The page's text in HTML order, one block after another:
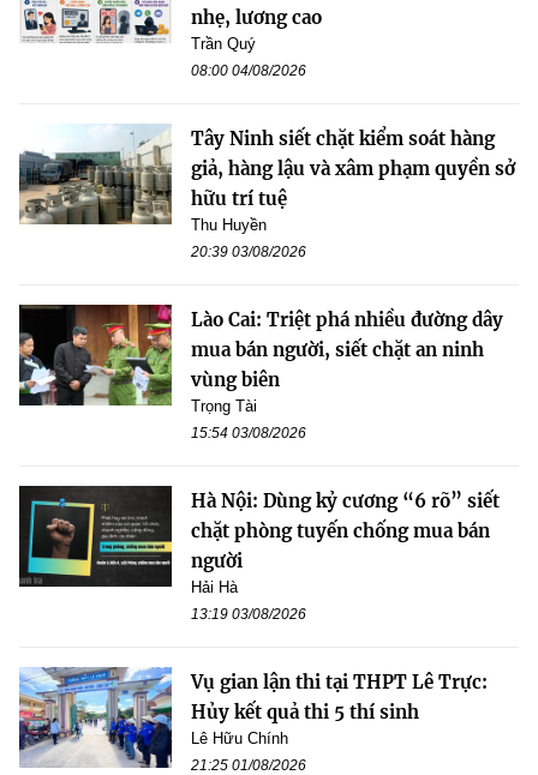
nhẹ, lương cao
Trần Quý
08:00 04/08/2026
Tây Ninh siết chặt kiểm soát hàng
giả, hàng lậu và xâm phạm quyền sở
hữu trí tuệ
Thu Huyền
20:39 03/08/2026
Lào Cai: Triệt phá nhiều đường dây
mua bán người, siết chặt an ninh
vùng biên
Trọng Tài
15:54 03/08/2026
Hà Nội: Dùng kỷ cương “6 rõ” siết
chặt phòng tuyến chống mua bán
người
Hải Hà
13:19 03/08/2026
Vụ gian lận thi tại THPT Lê Trực:
Hủy kết quả thi 5 thí sinh
Lê Hữu Chính
21:25 01/08/2026